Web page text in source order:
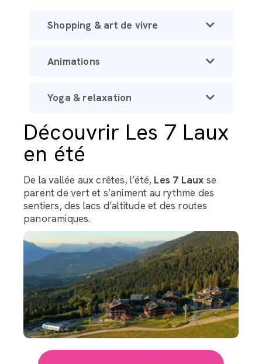
Shopping & art de vivre
Animations
Yoga & relaxation
Découvrir Les 7 Laux
en été
De la vallée aux crêtes, l’été, Les 7 Laux se
parent de vert et s’animent au rythme des
sentiers, des lacs d’altitude et des routes
panoramiques.